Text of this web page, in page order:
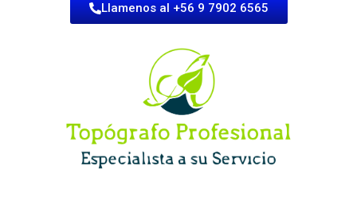
Llamenos al +56 9 7902 6565